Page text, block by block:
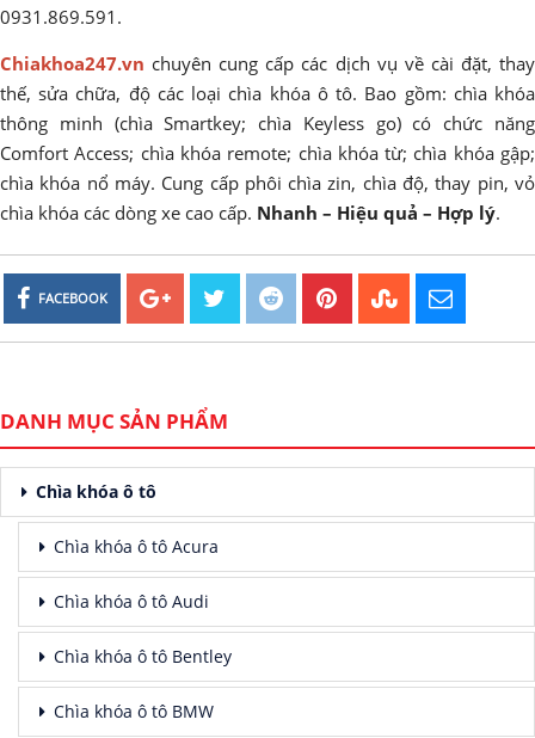
0931.869.591.
Chiakhoa247.vn chuyên cung cấp các dịch vụ về cài đặt, thay
thế, sửa chữa, độ các loại chìa khóa ô tô. Bao gồm: chìa khóa
thông minh (chìa Smartkey; chìa Keyless go) có chức năng
Comfort Access; chìa khóa remote; chìa khóa từ; chìa khóa gập;
chìa khóa nổ máy. Cung cấp phôi chìa zin, chìa độ, thay pin, vỏ
chìa khóa các dòng xe cao cấp. Nhanh – Hiệu quả – Hợp lý.
FACEBOOK
DANH MỤC SẢN PHẨM
Chìa khóa ô tô
Chìa khóa ô tô Acura
Chìa khóa ô tô Audi
Chìa khóa ô tô Bentley
Chìa khóa ô tô BMW